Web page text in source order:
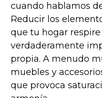
cuando hablamos
Reducir los
que tu hogar
verdaderamente
propia. A menudo
muebles y
que provoca